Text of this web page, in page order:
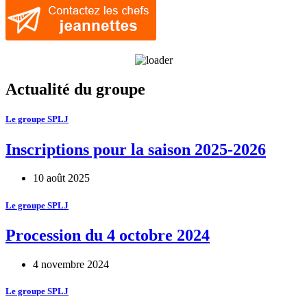
Actualité du groupe
Le groupe SPLJ
Inscriptions pour la saison 2025-2026
10 août 2025
Le groupe SPLJ
Procession du 4 octobre 2024
4 novembre 2024
Le groupe SPLJ